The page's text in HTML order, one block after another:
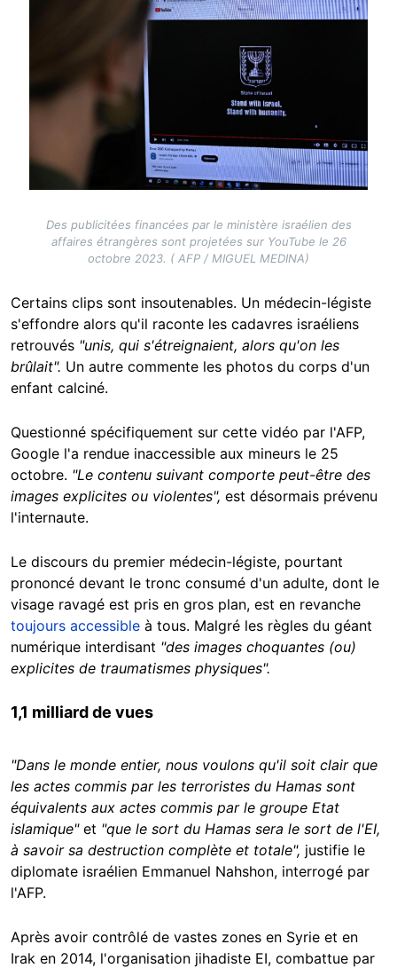
Des publicitées financées par le ministère israélien des
affaires étrangères sont projetées sur YouTube le 26
octobre 2023. ( AFP / MIGUEL MEDINA)
Certains clips sont insoutenables. Un médecin-légiste
s'effondre alors qu'il raconte les cadavres israéliens
retrouvés "unis, qui s'étreignaient, alors qu'on les
brûlait". Un autre commente les photos du corps d'un
enfant calciné.
Questionné spécifiquement sur cette vidéo par l'AFP,
Google l'a rendue inaccessible aux mineurs le 25
octobre. "Le contenu suivant comporte peut-être des
images explicites ou violentes", est désormais prévenu
l'internaute.
Le discours du premier médecin-légiste, pourtant
prononcé devant le tronc consumé d'un adulte, dont le
visage ravagé est pris en gros plan, est en revanche
toujours accessible à tous. Malgré les règles du géant
numérique interdisant "des images choquantes (ou)
explicites de traumatismes physiques".
1,1 milliard de vues
"Dans le monde entier, nous voulons qu'il soit clair que
les actes commis par les terroristes du Hamas sont
équivalents aux actes commis par le groupe Etat
islamique" et "que le sort du Hamas sera le sort de l'EI,
à savoir sa destruction complète et totale", justifie le
diplomate israélien Emmanuel Nahshon, interrogé par
l'AFP.
Après avoir contrôlé de vastes zones en Syrie et en
Irak en 2014, l'organisation jihadiste EI, combattue par